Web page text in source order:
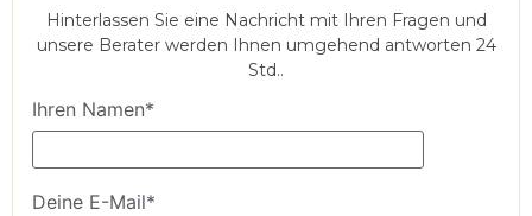
Hinterlassen Sie eine Nachricht mit Ihren Fragen und
unsere Berater werden Ihnen umgehend antworten 24
Std..
Ihren Namen*
Deine E-Mail*